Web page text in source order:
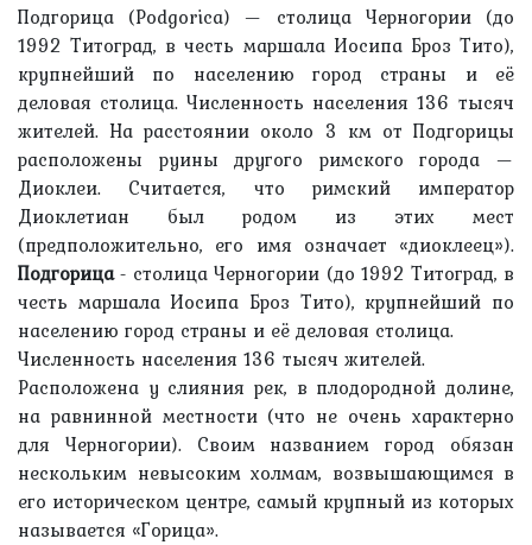
Подгорица (Podgorica) — столица Черногории (до
1992 Титоград, в честь маршала Иосипа Броз Тито),
крупнейший по населению город страны и её
деловая столица. Численность населения 136 тысяч
жителей. На расстоянии около 3 км от Подгорицы
расположены руины другого римского города —
Диоклеи. Считается, что римский император
Диоклетиан был родом из этих мест
(предположительно, его имя означает «диоклеец»).
Подгорица- столица Черногории (до 1992 Титоград, в
честь маршала Иосипа Броз Тито), крупнейший по
населению город страны и её деловая столица.
Численность населения 136 тысяч жителей.
Расположена у слияния рек, в плодородной долине,
на равнинной местности (что не очень характерно
для Черногории). Своим названием город обязан
нескольким невысоким холмам, возвышающимся в
его историческом центре, самый крупный из которых
называется «Горица».